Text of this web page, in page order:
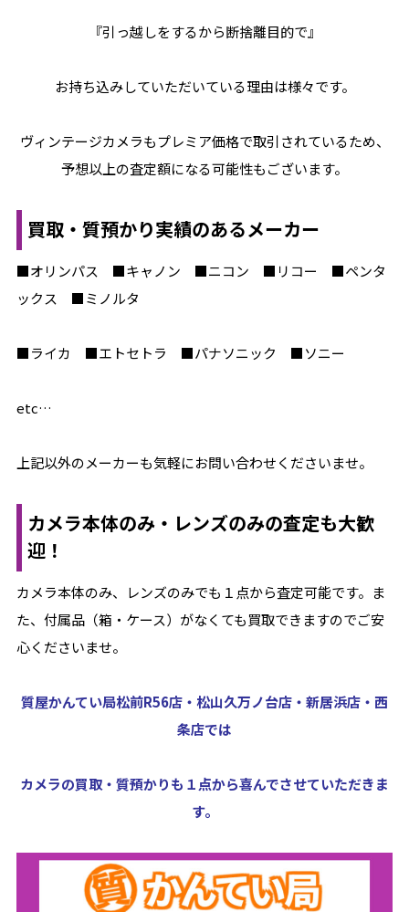
『引っ越しをするから断捨離目的で』
お持ち込みしていただいている理由は様々です。
ヴィンテージカメラもプレミア価格で取引されているため、
予想以上の査定額になる可能性もございます。
買取・質預かり実績のあるメーカー
■オリンパス ■キャノン ■ニコン ■リコー ■ペンタ
ックス ■ミノルタ
■ライカ ■エトセトラ ■パナソニック ■ソニー
etc…
上記以外のメーカーも気軽にお問い合わせくださいませ。
カメラ本体のみ・レンズのみの査定も大歓
迎！
カメラ本体のみ、レンズのみでも１点から査定可能です。ま
た、付属品（箱・ケース）がなくても買取できますのでご安
心くださいませ。
質屋かんてい局松前R56店・松山久万ノ台店・新居浜店・西
条店では
カメラの買取・質預かりも１点から喜んでさせていただきま
す。